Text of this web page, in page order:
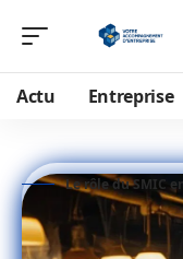
Actu Entreprise
Le rôle du SMIC